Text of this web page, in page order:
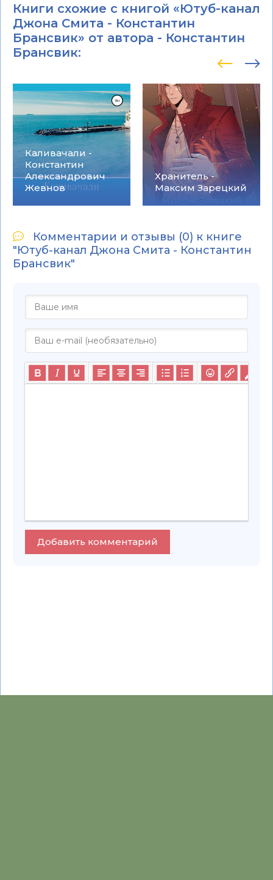
Книги схожие с книгой «Ютуб-канал
Джона Смита - Константин
Брансвик» от автора - Константин
Брансвик:
Каливачали -
Константин
Александрович
Жевнов
Хранитель -
Максим Зарецкий
Комментарии и отзывы (0) к книге
"Ютуб-канал Джона Смита - Константин
Брансвик"
Добавить комментарий